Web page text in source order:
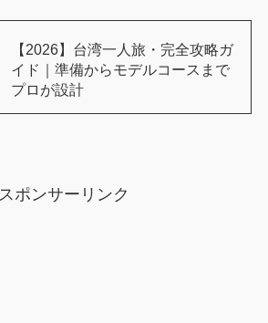
【2026】台湾一人旅・完全攻略ガ
イド｜準備からモデルコースまで
プロが設計
スポンサーリンク